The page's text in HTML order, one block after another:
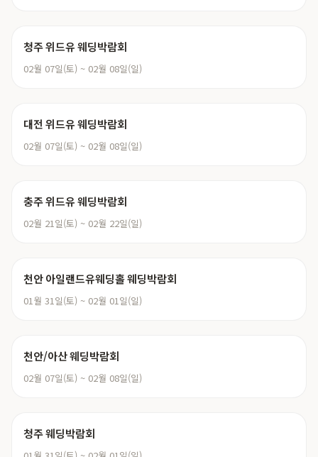
청주 위드유 웨딩박람회
02월 07일(토) ~ 02월 08일(일)
대전 위드유 웨딩박람회
02월 07일(토) ~ 02월 08일(일)
충주 위드유 웨딩박람회
02월 21일(토) ~ 02월 22일(일)
천안 아일랜드유웨딩홀 웨딩박람회
01월 31일(토) ~ 02월 01일(일)
천안/아산 웨딩박람회
02월 07일(토) ~ 02월 08일(일)
청주 웨딩박람회